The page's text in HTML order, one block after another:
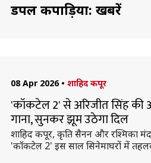
डिंपल कपाड़िया: खबरें
08 Apr 2026 • शाहिद कपूर
'कॉकटेल 2' से अरिजीत सिंह की
गाना, सुनकर झूम उठेगा दिल
शाहिद कपूर, कृति सैनन और रश्मिका
'कॉकटेल 2' इस साल सिनेमाघरों में